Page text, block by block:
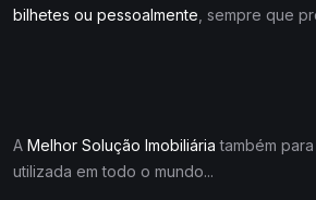
bilhetes ou pessoalmente , sempre que
A Melhor Solução Imobiliária também
utilizada em todo o mundo...